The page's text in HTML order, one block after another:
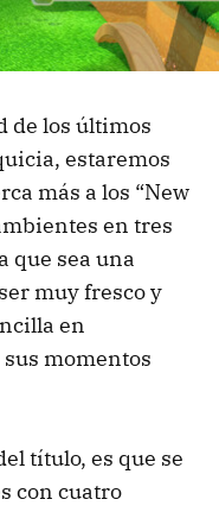
de los últimos
estaremos
más a los “New
en tres
que sea una
muy fresco y
en
momentos
título, es que se
con cuatro